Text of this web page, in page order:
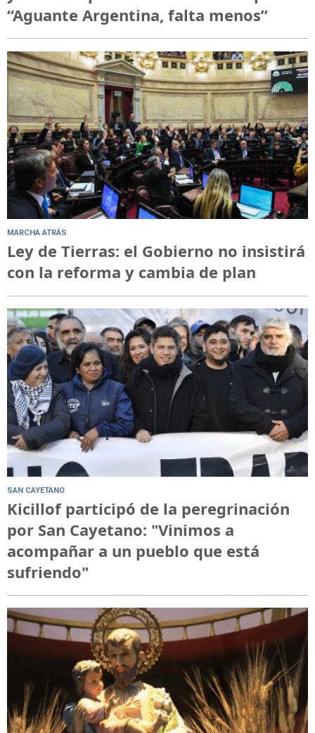
“Aguante Argentina, falta menos”
MARCHA ATRÁS
Ley de Tierras: el Gobierno no insistirá
con la reforma y cambia de plan
SAN CAYETANO
Kicillof participó de la peregrinación
por San Cayetano: "Vinimos a
acompañar a un pueblo que está
sufriendo"